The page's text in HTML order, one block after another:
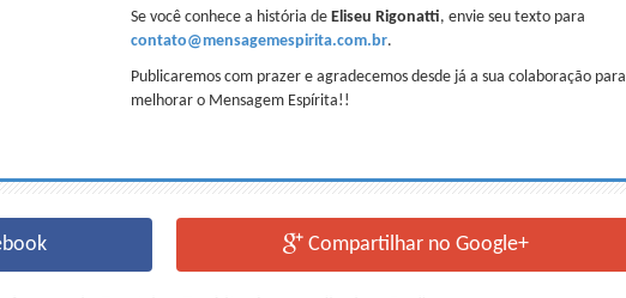
Se você conhece a história de Eliseu Rigonatti, envie seu texto para
contato@mensagemespirita.com.br.
Publicaremos com prazer e agradecemos desde já a sua colaboração para
melhorar o Mensagem Espírita!!
Compartilhar no Google+